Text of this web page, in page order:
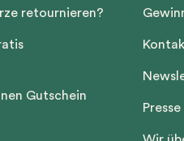
retournieren?
Gutschein
Presse